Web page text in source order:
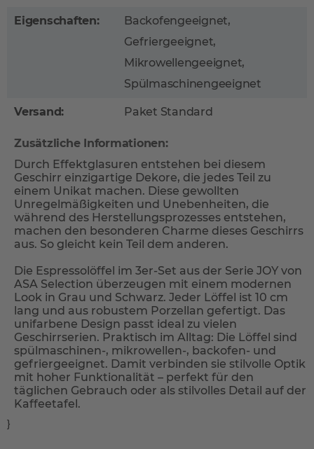
Eigenschaften:
Backofengeeignet,
Gefriergeeignet,
Mikrowellengeeignet,
Spülmaschinengeeignet
Versand: Paket Standard
Zusätzliche Informationen:
Durch Effektglasuren entstehen bei diesem
Geschirr einzigartige Dekore, die jedes Teil zu
einem Unikat machen. Diese gewollten
Unregelmäßigkeiten und Unebenheiten, die
während des Herstellungsprozesses entstehen,
machen den besonderen Charme dieses Geschirrs
aus. So gleicht kein Teil dem anderen.
Die Espressolöffel im 3er-Set aus der Serie JOY von
ASA Selection überzeugen mit einem modernen
Look in Grau und Schwarz. Jeder Löffel ist 10 cm
lang und aus robustem Porzellan gefertigt. Das
unifarbene Design passt ideal zu vielen
Geschirrserien. Praktisch im Alltag: Die Löffel sind
spülmaschinen-, mikrowellen-, backofen- und
gefriergeeignet. Damit verbinden sie stilvolle Optik
mit hoher Funktionalität – perfekt für den
täglichen Gebrauch oder als stilvolles Detail auf der
Kaffeetafel.
}